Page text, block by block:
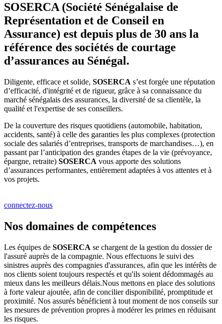
SOSERCA (Société Sénégalaise de
Représentation et de Conseil en
Assurance) est depuis plus de 30 ans la
référence des sociétés de courtage
d’assurances au Sénégal.
Diligente, efficace et solide, SOSERCA s’est forgée une réputation
d’efficacité, d'intégrité et de rigueur, grâce à sa connaissance du
marché sénégalais des assurances, la diversité de sa clientèle, la
qualité et l'expertise de ses conseillers.
De la couverture des risques quotidiens (automobile, habitation,
accidents, santé) à celle des garanties les plus complexes (protection
sociale des salariés d’entreprises, transports de marchandises…), en
passant par l’anticipation des grandes étapes de la vie (prévoyance,
épargne, retraite) SOSERCA vous apporte des solutions
d’assurances performantes, entièrement adaptées à vos attentes et à
vos projets.
connectez-nous
Nos domaines de compétences
Les équipes de SOSERCA se chargent de la gestion du dossier de
l'assuré auprès de la compagnie. Nous effectuons le suivi des
sinistres auprès des compagnies d'assurances, afin que les intérêts de
nos clients soient toujours respectés et qu'ils soient dédommagés au
mieux dans les meilleurs délais.Nous mettons en place des solutions
à forte valeur ajoutée, afin de concilier disponibilité, promptitude et
proximité. Nos assurés bénéficient à tout moment de nos conseils sur
les mesures de prévention propres à modérer les primes en réduisant
les risques.